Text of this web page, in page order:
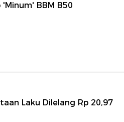
BBM B50
Laku Dilelang Rp 20,97